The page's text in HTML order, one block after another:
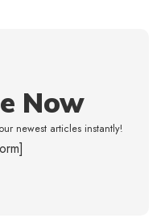
Now
newest articles instantly!